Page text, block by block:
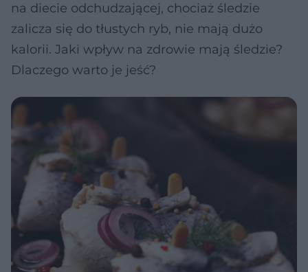
na diecie odchudzającej, chociaż śledzie
zalicza się do tłustych ryb, nie mają dużo
kalorii. Jaki wpływ na zdrowie mają śledzie?
Dlaczego warto je jeść?